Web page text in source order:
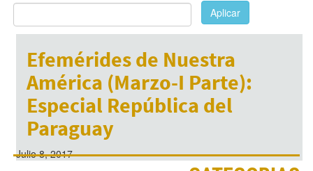
Aplicar
Efemérides de Nuestra
América (Marzo-I Parte):
Especial República del
Paraguay
Julio 8, 2017